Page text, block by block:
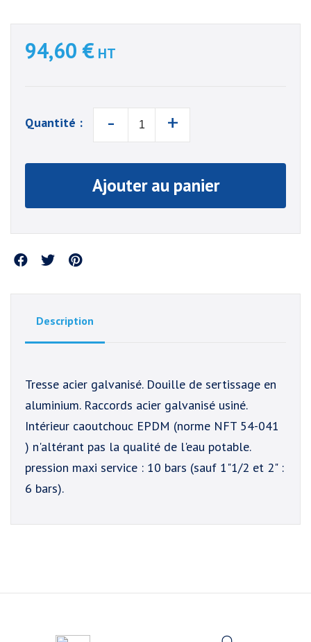
94,60 € HT
Quantité : - +
Ajouter au panier
Partager
Description
Tresse acier galvanisé. Douille de sertissage en
aluminium. Raccords acier galvanisé usiné.
Intérieur caoutchouc EPDM (norme NFT 54-041
) n'altérant pas la qualité de l'eau potable.
pression maxi service : 10 bars (sauf 1"1/2 et 2" :
6 bars).